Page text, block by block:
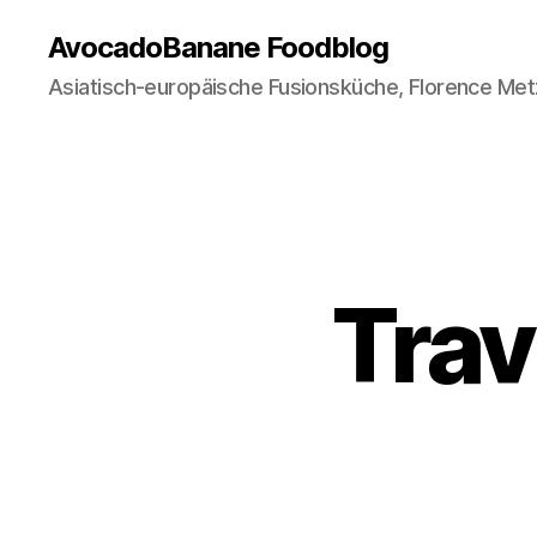
AvocadoBanane Foodblog
Asiatisch-europäische Fusionsküche, Florence